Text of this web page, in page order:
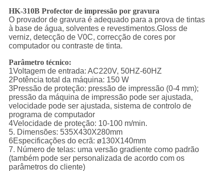
HK-310B Profector de impressão por gravura
O provador de gravura é adequado para a prova de tintas
à base de água, solventes e revestimentos.Gloss de
verniz, detecção de V0C, correcção de cores por
computador ou contraste de tinta.
Parâmetro técnico:
1Voltagem de entrada: AC220V, 50HZ-60HZ
2Potência total da máquina: 150 W
3Pressão de proteção: pressão de impressão (0-4 mm);
pressão da máquina de impressão pode ser ajustada,
velocidade pode ser ajustada, sistema de controlo de
programa de computador
4Velocidade de proteção: 10-100 m/min.
5. Dimensões: 535X430X280mm
6Especificações do ecrã: ø130X140mm
7. Número de telas: uma versão gradiente como padrão
(também pode ser personalizada de acordo com os
parâmetros do cliente)